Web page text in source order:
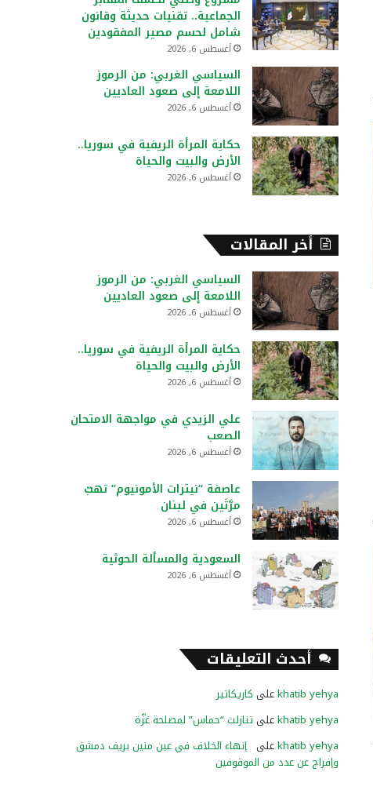
:
الجماعية.. تقنيات حديثة وقانون
شامل لحسم مصير المفقودين
أغسطس 6, 2026
السياسي الغربي: من الرموز
اللامعة إلى صعود العاديين
أغسطس 6, 2026
حكاية المرأة الريفية في سوريا..
الأرض والبيت والحياة
أغسطس 6, 2026
أخر المقالات
السياسي الغربي: من الرموز
اللامعة إلى صعود العاديين
أغسطس 6, 2026
حكاية المرأة الريفية في سوريا..
الأرض والبيت والحياة
أغسطس 6, 2026
علي الزيدي في مواجهة الامتحان
الصعب
أغسطس 6, 2026
عاصفة “نيترات الأمونيوم” تهبّ
مرَّتَين في لبنان
أغسطس 6, 2026
السعودية والمسألة الحوثية
أغسطس 6, 2026
أحدث التعليقات
khatib yehyaعلى كاريكاتير
khatib yehyaعلى تنازلت “حماس” لمصلحة غزّة
khatib yehyaعلى إنهاء الخلاف في عين منين بريف دمشق
وإفراج عن عدد من الموقوفين